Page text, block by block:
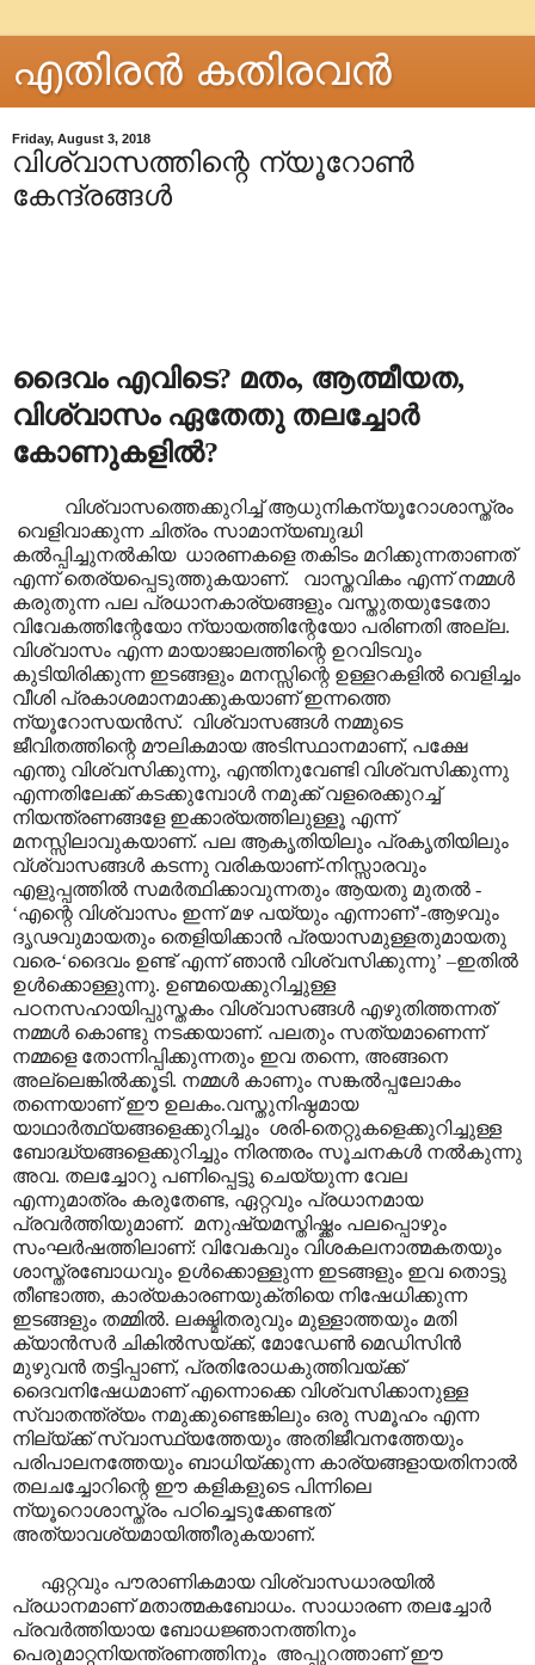
എതിരന്‍ കതിരവന്‍
Friday, August 3, 2018
വിശ്വാസത്തിന്റെ ന്യൂറോൺ
കേന്ദ്രങ്ങൾ
ദൈവം എവിടെ? മതം, ആത്മീയത,
വിശ്വാസം ഏതേതു തലച്ചോർ
കോണുകളിൽ?
വിശ്വാസത്തെക്കുറിച്ച് ആധുനികന്യൂറോശാസ്ത്രം
വെളിവാക്കുന്ന ചിത്രം സാമാന്യബുദ്ധി
കൽപ്പിച്ചുനൽകിയ ധാരണകളെ തകിടം മറിക്കുന്നതാണത്
എന്ന് തെര്യപ്പെടുത്തുകയാണ്.
വാസ്തവികം എന്ന് നമ്മൾ
കരുതുന്ന പല പ്രധാനകാര്യങ്ങളും വസ്തുതയുടേതോ
വിവേകത്തിന്റേയോ ന്യായത്തിന്റേയോ പരിണതി അല്ല.
വിശ്വാസം എന്ന മായാജാലത്തിന്റെ ഉറവിടവും
കുടിയിരിക്കുന്ന ഇടങ്ങളും മനസ്സിന്റെ ഉള്ളറകളിൽ വെളിച്ചം
വീശി പ്രകാശമാനമാക്കുകയാണ് ഇന്നത്തെ
ന്യൂറോസയൻസ്. വിശ്വാസങ്ങൾ നമ്മുടെ
ജീവിതത്തിന്റെ മൗലികമായ അടിസ്ഥാനമാണ്, പക്ഷേ
എന്തു വിശ്വസിക്കുന്നു, എന്തിനുവേണ്ടി വിശ്വസിക്കുന്നു
എന്നതിലേക്ക് കടക്കുമ്പോൾ നമുക്ക് വളരെക്കുറച്ച്
നിയന്ത്രണങ്ങളേ ഇക്കാര്യത്തിലുള്ളൂ എന്ന്
മനസ്സിലാവുകയാണ്. പല ആകൃതിയിലും പ്രകൃതിയിലും
വ്ശ്വാസങ്ങൾ കടന്നു വരികയാണ്-നിസ്സാരവും
എളുപ്പത്തിൽ സമർത്ഥിക്കാവുന്നതും ആയതു മുതൽ -
‘എന്റെ വിശ്വാസം ഇന്ന് മഴ പയ്യും എന്നാണ്’-ആഴവും
ദൃഢവുമായതും തെളിയിക്കാൻ പ്രയാസമുള്ളതുമായതു
വരെ-‘ദൈവം ഉണ്ട് എന്ന് ഞാൻ വിശ്വസിക്കുന്നു’ –ഇതിൽ
ഉൾക്കൊള്ളുന്നു. ഉണ്മയെക്കുറിച്ചുള്ള
പഠനസഹായിപ്പുസ്തകം വിശ്വാസങ്ങൾ എഴുതിത്തന്നത്
നമ്മൾ കൊണ്ടു നടക്കയാണ്. പലതും സത്യമാണെന്ന്
നമ്മളെ തോന്നിപ്പിക്കുന്നതും ഇവ തന്നെ, അങ്ങനെ
അല്ലെങ്കിൽക്കൂടി. നമ്മൾ കാണും സങ്കൽപ്പലോകം
തന്നെയാണ് ഈ ഉലകം.വസ്തുനിഷ്ഠമായ
യാഥാർത്ഥ്യങ്ങളെക്കുറിച്ചും ശരി-തെറ്റുകളെക്കുറിച്ചുള്ള
ബോദ്ധ്യങ്ങളെക്കുറിച്ചും നിരന്തരം സൂചനകൾ നൽകുന്നു
അവ. തലച്ചോറു പണിപ്പെട്ടു ചെയ്യുന്ന വേല
എന്നുമാത്രം കരുതേണ്ട, ഏറ്റവും പ്രധാനമായ
പ്രവർത്തിയുമാണ്. മനുഷ്യമസ്തിഷ്ക്കം പലപ്പൊഴും
സംഘർഷത്തിലാണ്: വിവേകവും വിശകലനാത്മകതയും
ശാസ്ത്രബോധവും ഉൾക്കൊള്ളുന്ന ഇടങ്ങളും ഇവ തൊട്ടു
തീണ്ടാത്ത, കാര്യകാരണയുക്തിയെ നിഷേധിക്കുന്ന
ഇടങ്ങളും തമ്മിൽ. ലക്ഷ്മിതരുവും മുള്ളാത്തയും മതി
ക്യാൻസർ ചികിൽസയ്ക്ക്, മോഡേൺ മെഡിസിൻ
മുഴുവൻ തട്ടിപ്പാണ്, പ്രതിരോധകുത്തിവയ്ക്ക്
ദൈവനിഷേധമാണ് എന്നൊക്കെ വിശ്വസിക്കാനുള്ള
സ്വാതന്ത്ര്യം നമുക്കുണ്ടെങ്കിലും ഒരു സമൂഹം എന്ന
നില്യ്ക്ക് സ്വാസ്ഥ്യത്തേയും അതിജീവനത്തേയും
പരിപാലനത്തേയും ബാധിയ്ക്കുന്ന കാര്യങ്ങളായതിനാൽ
തലചച്ചോറിന്റെ ഈ കളികളുടെ പിന്നിലെ
ന്യൂറൊശാസ്ത്രം പഠിച്ചെടുക്കേണ്ടത്
അത്യാവശ്യമായിത്തീരുകയാണ്.
ഏറ്റവും പൗരാണികമായ വിശ്വാസധാരയിൽ
പ്രധാനമാണ് മതാത്മകബോധം. സാധാരണ തലച്ചോർ
പ്രവർത്തിയായ ബോധജ്ഞാനത്തിനും
പെരുമാറ്റനിയന്ത്രണത്തിനും അപ്പുറത്താണ് ഈ